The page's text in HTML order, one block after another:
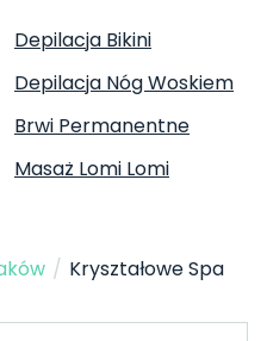
Depilacja Bikini
Depilacja Nóg Woskiem
Brwi Permanentne
Masaż Lomi Lomi
/ Kryształowe Spa